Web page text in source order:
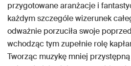
przygotowane aranżacje i
każdym szczególe wizerunek
odważnie porzuciła swoje
wchodząc tym zupełnie rolę
Tworząc muzykę mniej